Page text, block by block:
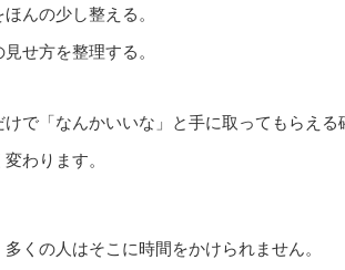
んの少し整える。
せ方を整理する。
けで「なんかいいな」と手に取ってもらえる
わります。
多くの人はそこに時間をかけられません。